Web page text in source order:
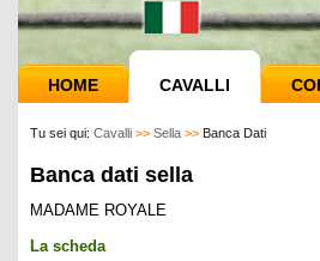
HOME CAVALLI
Tu sei qui: Cavalli >> Sella >> Banca Dati
Banca dati sella
MADAME ROYALE
La scheda